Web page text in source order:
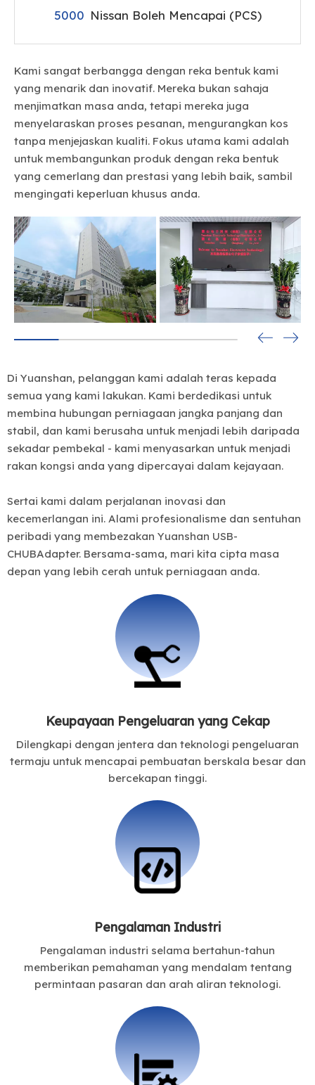
5000 Nissan Boleh Mencapai (PCS)
Kami sangat berbangga dengan reka bentuk kami
yang menarik dan inovatif. Mereka bukan sahaja
menjimatkan masa anda, tetapi mereka juga
menyelaraskan proses pesanan, mengurangkan kos
tanpa menjejaskan kualiti. Fokus utama kami adalah
untuk membangunkan produk dengan reka bentuk
yang cemerlang dan prestasi yang lebih baik, sambil
mengingati keperluan khusus anda.
Di Yuanshan, pelanggan kami adalah teras kepada
semua yang kami lakukan. Kami berdedikasi untuk
membina hubungan perniagaan jangka panjang dan
stabil, dan kami berusaha untuk menjadi lebih daripada
sekadar pembekal - kami menyasarkan untuk menjadi
rakan kongsi anda yang dipercayai dalam kejayaan.
Sertai kami dalam perjalanan inovasi dan
kecemerlangan ini. Alami profesionalisme dan sentuhan
peribadi yang membezakan Yuanshan USB-
CHUBAdapter. Bersama-sama, mari kita cipta masa
depan yang lebih cerah untuk perniagaan anda.
Keupayaan Pengeluaran yang Cekap
Dilengkapi dengan jentera dan teknologi pengeluaran
termaju untuk mencapai pembuatan berskala besar dan
bercekapan tinggi.
Pengalaman Industri
Pengalaman industri selama bertahun-tahun
memberikan pemahaman yang mendalam tentang
permintaan pasaran dan arah aliran teknologi.